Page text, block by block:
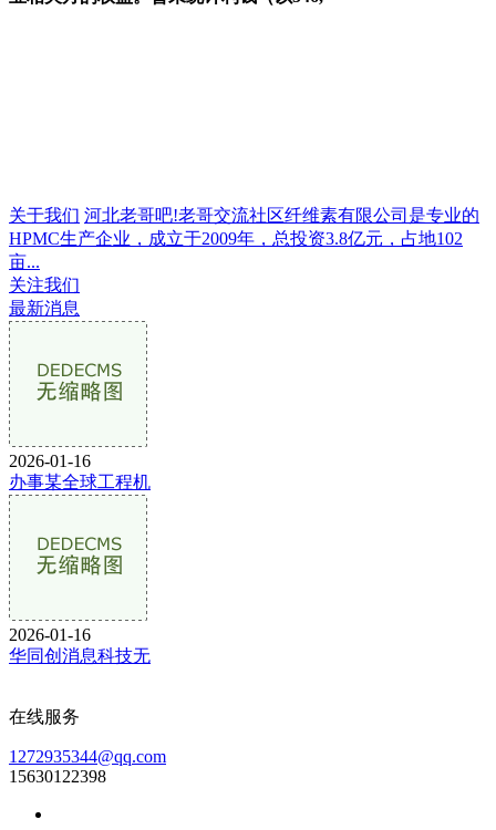
关于我们 河北老哥吧!老哥交流社区纤维素有限公司是专业的
HPMC生产企业，成立于2009年，总投资3.8亿元，占地102
亩...
关注我们
最新消息
2026-01-16
办事某全球工程机
2026-01-16
华同创消息科技无
在线服务
1272935344@qq.com
15630122398